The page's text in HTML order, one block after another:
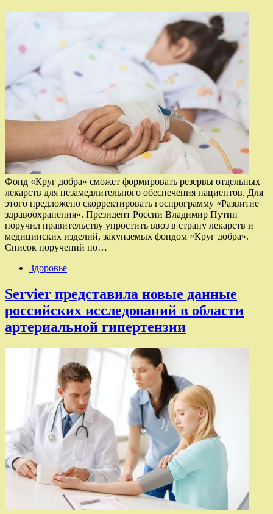
Фонд «Круг добра» сможет формировать резервы отдельных
лекарств для незамедлительного обеспечения пациентов. Для
этого предложено скорректировать госпрограмму «Развитие
здравоохранения». Президент России Владимир Путин
поручил правительству упростить ввоз в страну лекарств и
медицинских изделий, закупаемых фондом «Круг добра».
Список поручений по…
Здоровье
Servier представила новые данные
российских исследований в области
артериальной гипертензии